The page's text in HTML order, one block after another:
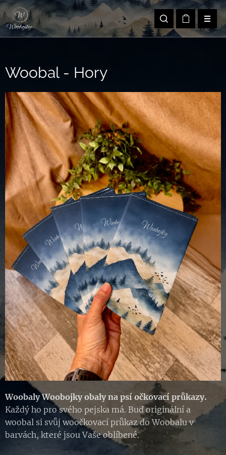
Woobal - Hory
Woobaly Woobojky obaly na psí očkovací průkazy.
Každý ho pro svého pejska má. Buď originální a
woobal si svůj woočkovací průkaz do Woobalu v
barvách, které jsou Vaše oblíbené.